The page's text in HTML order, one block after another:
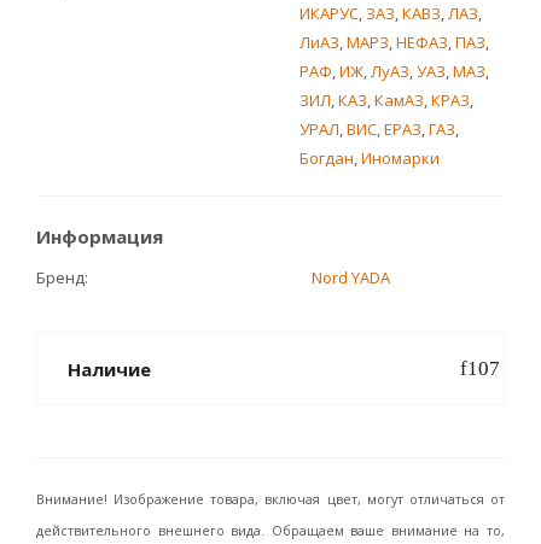
ИКАРУС, ЗАЗ,КАВЗ,ЛАЗ,
ЛиАЗ,МАРЗ,НЕФАЗ,ПАЗ,
РАФ,ИЖ,ЛуАЗ,УАЗ,МАЗ,
ЗИЛ,КАЗ,КамАЗ,КРАЗ,
УРАЛ,ВИС,ЕРАЗ,ГАЗ,
Богдан,Иномарки
Информация
Бренд Nord YADA
Наличие
Внимание! Изображение товара, включая цвет, могут отличаться от
действительного внешнего вида. Обращаем ваше внимание на то,